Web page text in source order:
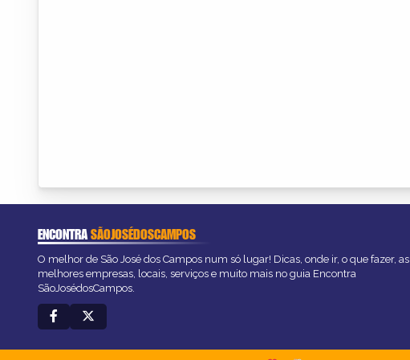
ENCONTRASÃOJOSÉDOSCAMPOS
O melhor de São José dos Campos num só lugar! Dicas, onde ir, o que fazer, as
melhores empresas, locais, serviços e muito mais no guia Encontra
SãoJosédosCampos.